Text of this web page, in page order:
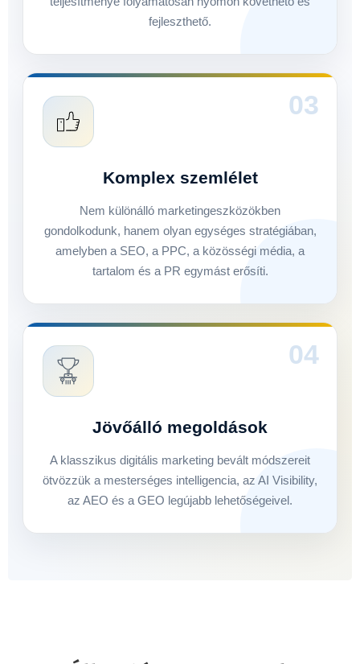
fejleszthető.
03
Komplex szemlélet
Nem különálló marketingeszközökben
gondolkodunk, hanem olyan egységes stratégiában,
amelyben a SEO, a PPC, a közösségi média, a
tartalom és a PR egymást erősíti.
04
Jövőálló megoldások
A klasszikus digitális marketing bevált módszereit
ötvözzük a mesterséges intelligencia, az AI Visibility,
az AEO és a GEO legújabb lehetőségeivel.